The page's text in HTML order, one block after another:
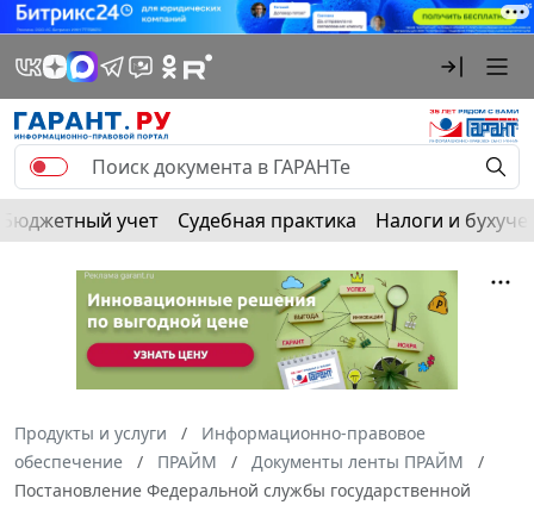
Бюджетный учет Судебная практика Налоги и
Продукты и услуги
Информационно-правовое
обеспечение
ПРАЙМ
Документы ленты ПРАЙМ
Постановление Федеральной службы государственной